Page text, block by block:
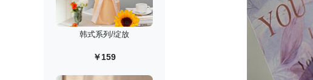
韩式系列/绽放
￥159